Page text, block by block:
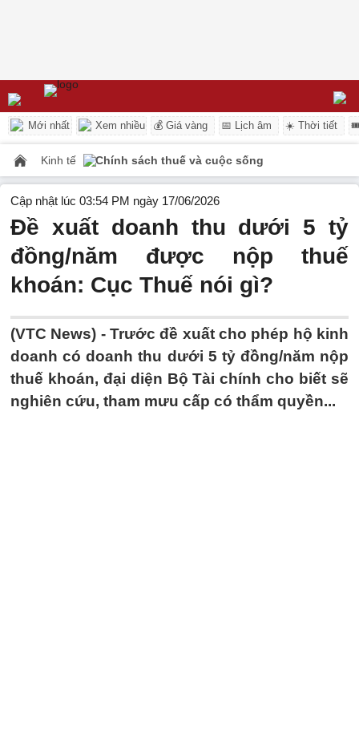
Mới nhất Xem nhiều 💰 Giá vàng 📅 Lịch âm ☀️ Thời tiết
Kinh tế Chính sách thuế và cuộc sống
Cập nhật lúc 03:54 PM ngày 17/06/2026
Đề xuất doanh thu dưới 5 tỷ
đồng/năm được nộp thuế
khoán: Cục Thuế nói gì?
(VTC News) - Trước đề xuất cho phép hộ kinh
doanh có doanh thu dưới 5 tỷ đồng/năm nộp
thuế khoán, đại diện Bộ Tài chính cho biết sẽ
nghiên cứu, tham mưu cấp có thẩm quyền...